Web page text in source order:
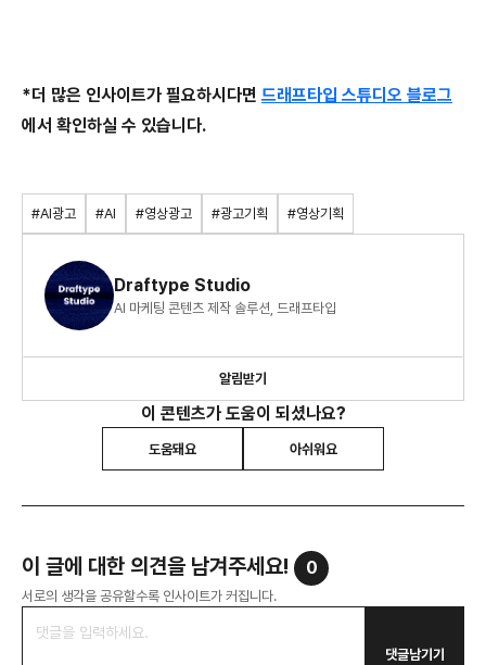
*더 많은 인사이트가 필요하시다면 드래프타입 스튜디오 블로그
에서 확인하실 수 있습니다.
#AI광고 #AI #영상광고 #광고기획 #영상기획
Draftype Studio
AI 마케팅 콘텐츠 제작 솔루션, 드래프타입
알림받기
이 콘텐츠가 도움이 되셨나요?
도움돼요 아쉬워요
이 글에 대한 의견을 남겨주세요! 0
서로의 생각을 공유할수록 인사이트가 커집니다.
댓글남기기